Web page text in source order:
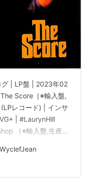
グ | LP盤 | 2023年02
Score［※輸入盤,
レコード) | インサ
| #LaurynHill
［※輸入盤,生産
体に白いモヤ有］
有]［※保護内袋を新
WyclefJean